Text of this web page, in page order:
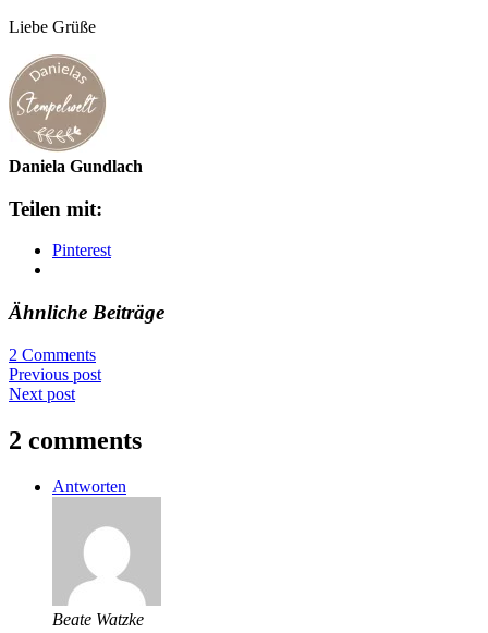
Liebe Grüße
Daniela Gundlach
Teilen mit:
Pinterest
Ähnliche Beiträge
2 Comments
Previous post
Next post
2 comments
Antworten
Beate Watzke